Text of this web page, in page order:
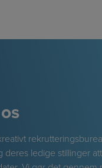
deres ledige stillinger